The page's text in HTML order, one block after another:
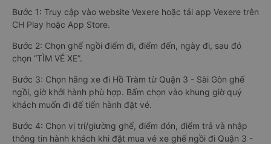
Bước 1: Truy cập vào website Vexere hoặc tải app Vexere trên
CH Play hoặc App Store.
Bước 2: Chọn ghế ngồi điểm đi, điểm đến, ngày đi, sau đó
chọn “TÌM VÉ XE”.
Bước 3: Chọn hãng xe đi Hồ Tràm từ Quận 3 - Sài Gòn ghế
ngồi, giờ khởi hành phù hợp. Bấm chọn vào khung giờ quý
khách muốn đi để tiến hành đặt vé.
Bước 4: Chọn vị trí/giường ghế, điểm đón, điểm trả và nhập
thông tin hành khách khi đặt mua vé xe ghế ngồi đi Quận 3 -